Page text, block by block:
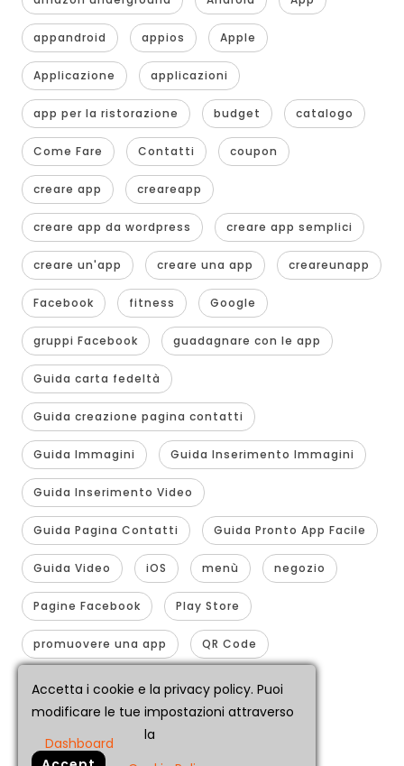
Accetta i cookie e la privacy policy. Puoi
modificare le tue impostazioni attraverso
la
Dashboard
appandroid appios Apple
Applicazione applicazioni
app per la ristorazione budget catalogo
Come Fare Contatti coupon
creare app creareapp
creare app da wordpress creare app semplici
creare un'app creare una app creareunapp
Facebook fitness Google
gruppi Facebook guadagnare con le app
Guida carta fedeltà
Guida creazione pagina contatti
Guida Immagini Guida Inserimento Immagini
Guida Inserimento Video
Guida Pagina Contatti Guida Pronto App Facile
Guida Video iOS menù negozio
Pagine Facebook Play Store
promuovere una app QR Code
realizzare app smartphone
traformare sito in app youtube 360